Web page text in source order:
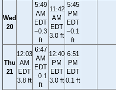
Wed
20
5:49
AM
EDT
−0.3
ft
11:42
AM
EDT
3.0 ft
5:45
PM
EDT
−0.1
ft
Thu
21
12:03
AM
EDT
3.8 ft
6:47
AM
EDT
−0.1
ft
12:40
PM
EDT
3.0 ft
6:51
PM
EDT
0.1 ft